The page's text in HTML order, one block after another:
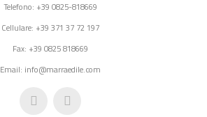
Telefono: +39 0825-818669
Cellulare: +39 371 37 72 197
Fax: +39 0825 818669
Email: info@marraedile.com